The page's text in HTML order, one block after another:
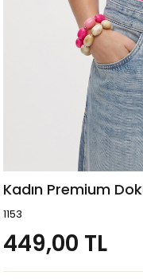
Kadın Premium
1153
449,00 TL